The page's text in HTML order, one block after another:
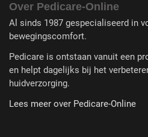
Over Pedicare-Online
Al sinds 1987 gespecialiseerd in
bewegingscomfort.
Pedicare is ontstaan vanuit een
en helpt dagelijks bij het
huidverzorging.
Lees meer over Pedicare-Online